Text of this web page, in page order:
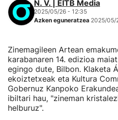
N. V. | EITB Media
2025/05/26 - 12:35
Azken eguneratzea 2025/05/
Zinemagileen Artean
karabanaren 14. edizioa
egingo dute, Bilbon. Klaketa
ekoiztetxeak eta Kultura
Gobernuz Kanpoko
ibiltari hau, "zineman
helburuz".